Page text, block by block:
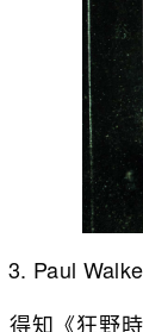
Paul
得知《狂野